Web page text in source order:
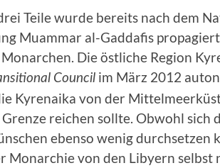
Teile wurde bereits nach dem
Muammar al-Gaddafis
Die östliche Region
Council im März 2012
Kyrenaika von der
reichen sollte. Obwohl sich
ebenso wenig durchsetzen
Monarchie von den Libyern selbst